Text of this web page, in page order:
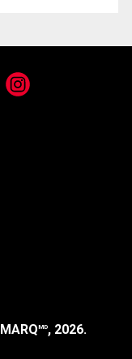
Instagram
MD, 2026.